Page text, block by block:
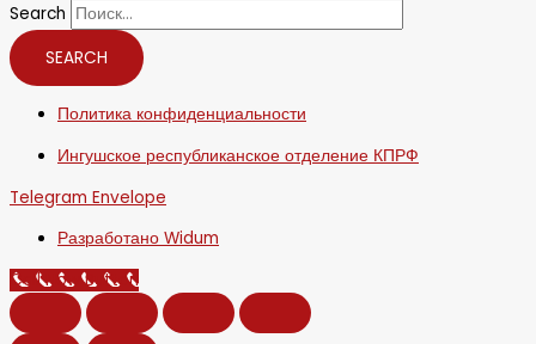
Search
SEARCH
Политика конфиденциальности
Ингушское республиканское отделение КПРФ
Telegram Envelope
Разработано Widum
Call Now Button